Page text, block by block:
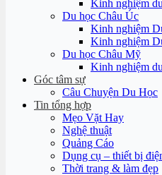
Kinh nghiệm
Du học Châu Úc
Kinh nghiệm
Kinh nghiệm
Du học Châu Mỹ
Kinh nghiệm
Góc tâm sự
Câu Chuyện Du Học
Tin tổng hợp
Mẹo Vặt Hay
Nghệ thuật
Quảng Cáo
Dụng cụ – thiết bị
Thời trang & làm đẹp